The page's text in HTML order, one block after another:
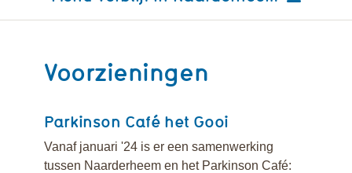
Restaurant Het
Voorzieningen
Parkinson Café het Gooi
Vanaf januari '24 is er een samenwerking
tussen Naarderheem en het Parkinson Café: